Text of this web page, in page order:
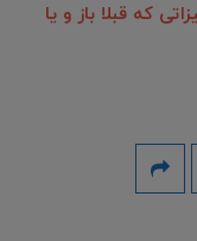
که قبلا باز و یا